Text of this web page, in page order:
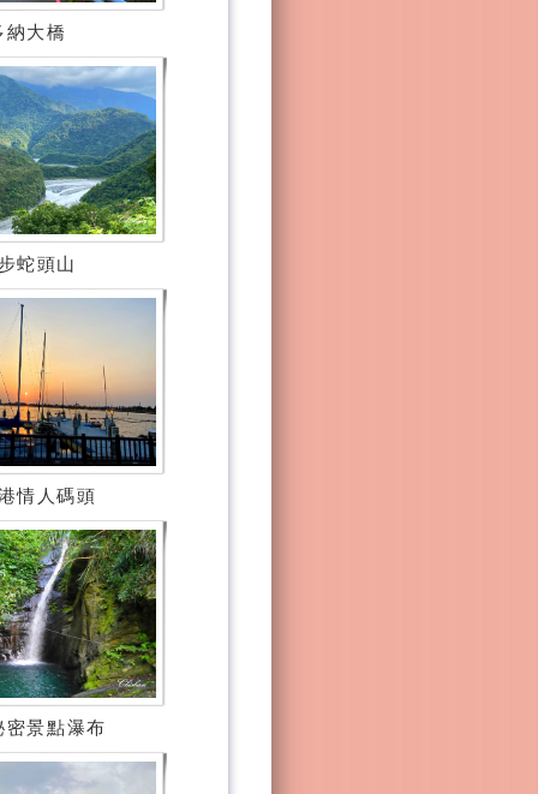
納大橋
蛇頭山
情人碼頭
密景點瀑布